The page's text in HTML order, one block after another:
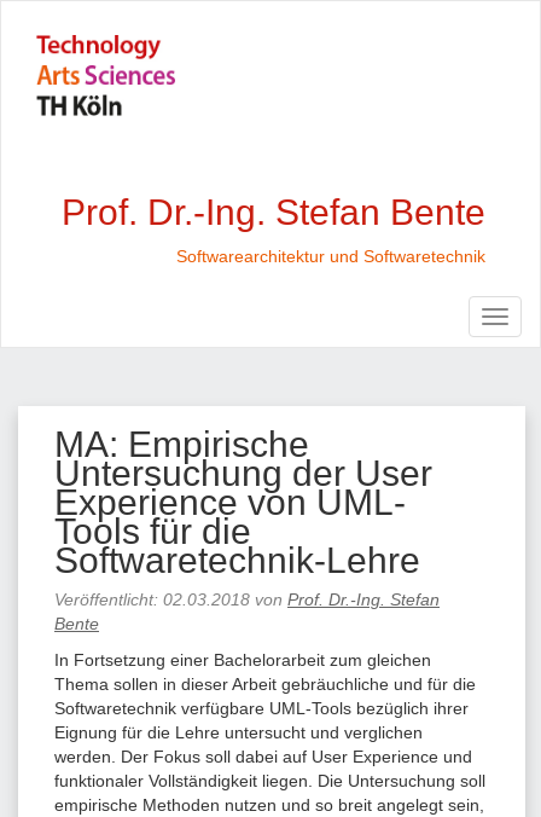
Prof. Dr.-Ing. Stefan Bente
Softwarearchitektur und Softwaretechnik
MA: Empirische
Untersuchung der User
Experience von UML-
Tools für die
Softwaretechnik-Lehre
Veröffentlicht: 02.03.2018 von Prof. Dr.-Ing. Stefan
Bente
In Fortsetzung einer Bachelorarbeit zum gleichen
Thema sollen in dieser Arbeit gebräuchliche und für die
Softwaretechnik verfügbare UML-Tools bezüglich ihrer
Eignung für die Lehre untersucht und verglichen
werden. Der Fokus soll dabei auf User Experience und
funktionaler Vollständigkeit liegen. Die Untersuchung soll
empirische Methoden nutzen und so breit angelegt sein,